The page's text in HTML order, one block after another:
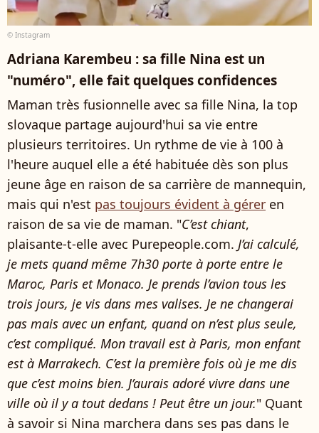
© Instagram
Adriana Karembeu : sa fille Nina est un
"numéro", elle fait quelques confidences
Maman très fusionnelle avec sa fille Nina, la top
slovaque partage aujourd'hui sa vie entre
plusieurs territoires. Un rythme de vie à 100 à
l'heure auquel elle a été habituée dès son plus
jeune âge en raison de sa carrière de mannequin,
mais qui n'est pas toujours évident à gérer en
raison de sa vie de maman. "C’est chiant,
plaisante-t-elle avec Purepeople.com. J’ai calculé,
je mets quand même 7h30 porte à porte entre le
Maroc, Paris et Monaco. Je prends l’avion tous les
trois jours, je vis dans mes valises. Je ne changerai
pas mais avec un enfant, quand on n’est plus seule,
c’est compliqué. Mon travail est à Paris, mon enfant
est à Marrakech. C’est la première fois où je me dis
que c’est moins bien. J’aurais adoré vivre dans une
ville où il y a tout dedans ! Peut être un jour." Quant
à savoir si Nina marchera dans ses pas dans le